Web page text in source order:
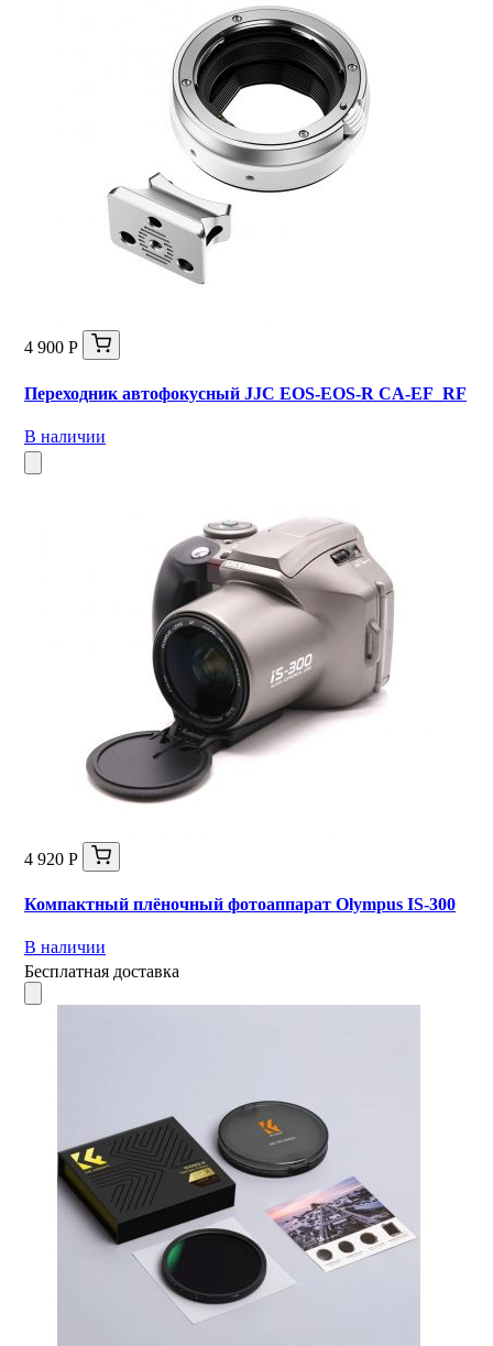
4 900 Р
Переходник автофокусный JJC EOS-EOS-R CA-EF_RF
В наличии
4 920 Р
Компактный плёночный фотоаппарат Olympus IS-300
В наличии
Бесплатная доставка